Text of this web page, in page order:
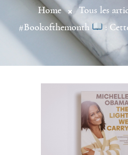
Home Tous les
#Bookofthemonth
: